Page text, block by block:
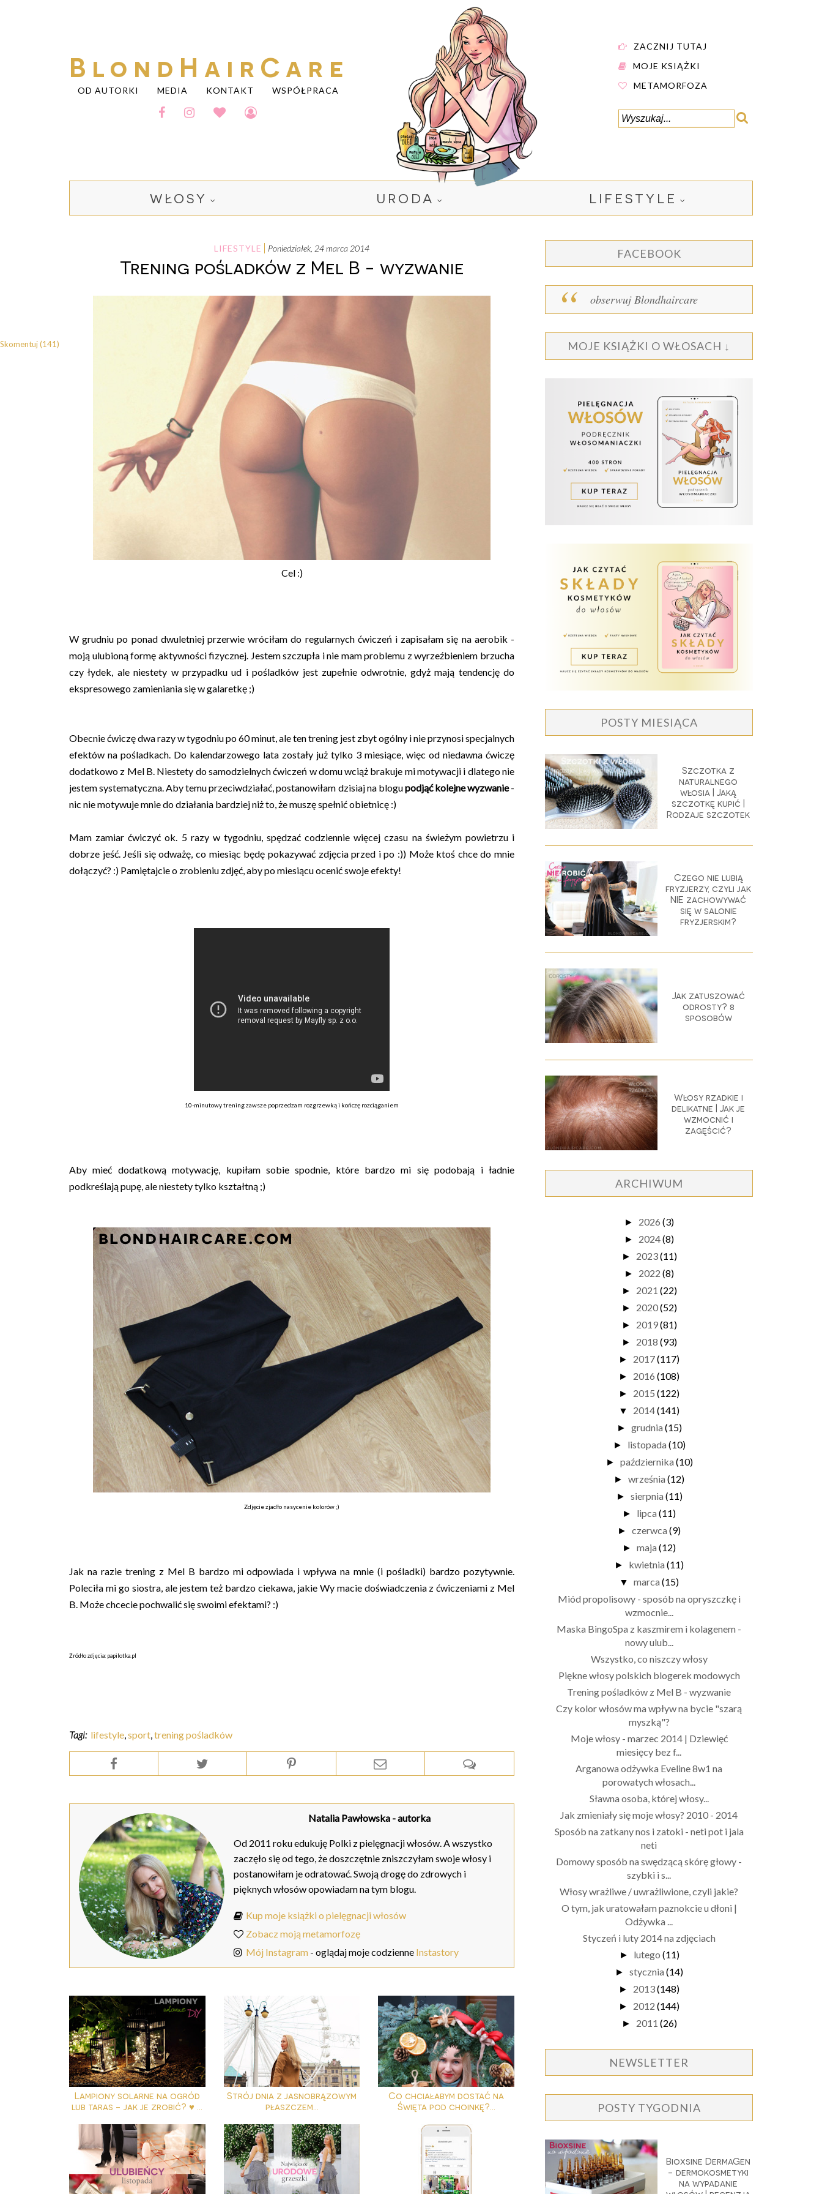
BlondHairCare
OD AUTORKI MEDIA KONTAKT WSPÓŁPRACA
ZACZNIJ TUTAJ
MOJE KSIĄŻKI
METAMORFOZA
WŁOSY URODA LIFESTYLE
LIFESTYLE poniedziałek, 24 marca 2014
Trening pośladków z Mel B - wyzwanie
Cel :)
W grudniu po ponad dwuletniej przerwie wróciłam do regularnych ćwiczeń i zapisałam się na aerobik -
moją ulubioną formę aktywności fizycznej. Jestem szczupła i nie mam problemu z wyrzeźbieniem brzucha
czy łydek, ale niestety w przypadku ud i pośladków jest zupełnie odwrotnie, gdyż mają tendencję do
ekspresowego zamieniania się w galaretkę ;)
Obecnie ćwiczę dwa razy w tygodniu po 60 minut, ale ten trening jest zbyt ogólny i nie przynosi specjalnych
efektów na pośladkach. Do kalendarzowego lata zostały już tylko 3 miesiące, więc od niedawna ćwiczę
dodatkowo z Mel B. Niestety do samodzielnych ćwiczeń w domu wciąż brakuje mi motywacji i dlatego nie
jestem systematyczna. Aby temu przeciwdziałać, postanowiłam dzisiaj na blogupodjąć kolejne wyzwanie-
nic nie motywuje mnie do działania bardziej niż to, że muszę spełnić obietnicę :)
Mam zamiar ćwiczyć ok. 5 razy w tygodniu, spędzać codziennie więcej czasu na świeżym powietrzu i
dobrze jeść. Jeśli się odważę, co miesiąc będę pokazywać zdjęcia przed i po :)) Może ktoś chce do mnie
dołączyć? :) Pamiętajcie o zrobieniu zdjęć, aby po miesiącu ocenić swoje efekty!
10-minutowy trening zawsze poprzedzam rozgrzewką i kończę rozciąganiem
Aby mieć dodatkową motywację, kupiłam sobie spodnie, które bardzo mi się podobają i ładnie
podkreślają pupę, ale niestety tylko kształtną ;)
Zdjęcie zjadło nasycenie kolorów ;)
Jak na razie trening z Mel B bardzo mi odpowiada i wpływa na mnie (i pośladki) bardzo pozytywnie.
Poleciła mi go siostra, ale jestem też bardzo ciekawa, jakie Wy macie doświadczenia z ćwiczeniami z Mel
B. Może chcecie pochwalić się swoimi efektami? :)
Źródło zdjęcia: papilotka.pl
Tagi: lifestyle,sport,trening pośladków
Skomentuj (141)
Natalia Pawłowska- autorka
Od 2011 roku edukuję Polki z pielęgnacji włosów. A wszystko
zaczęło się od tego, że doszczętnie zniszczyłam swoje włosy i
postanowiłam je odratować. Swoją drogę do zdrowych i
pięknych włosów opowiadam na tym blogu.
Kup moje książki o pielęgnacji włosów
Zobacz moją metamorfozę
Mój Instagram - oglądaj moje codzienne Instastory
Lampiony solarne na ogród
lub taras - jak je zrobić? ♥ ...
Strój dnia z jasnobrązowym
płaszczem...
Co chciałabym dostać na
Święta pod choinkę?...
FACEBOOK
obserwuj Blondhaircare
MOJE KSIĄŻKI O WŁOSACH ↓
POSTY MIESIĄCA
Szczotka z
naturalnego
włosia | Jaką
szczotkę kupić |
Rodzaje szczotek
Czego nie lubią
fryzjerzy, czyli jak
NIE zachowywać
się w salonie
fryzjerskim?
Jak zatuszować
odrosty? 8
sposobów
Włosy rzadkie i
delikatne | Jak je
wzmocnić i
zagęścić?
ARCHIWUM
► 2026 (3)
► 2024(8)
► 2023(11)
► 2022 (8)
► 2021 (22)
► 2020(52)
► 2019(81)
► 2018 (93)
► 2017(117)
► 2016 (108)
► 2015 (122)
▼ 2014(141)
► grudnia (15)
► listopada (10)
► października (10)
► września (12)
► sierpnia (11)
► lipca (11)
► czerwca (9)
► maja (12)
► kwietnia (11)
▼ marca (15)
Miód propolisowy - sposób na opryszczkę i
wzmocnie...
Maska BingoSpa z kaszmirem i kolagenem -
nowy ulub...
Wszystko, co niszczy włosy
Piękne włosy polskich blogerek modowych
Trening pośladków z Mel B - wyzwanie
Czy kolor włosów ma wpływ na bycie "szarą
myszką"?
Moje włosy - marzec 2014 | Dziewięć
miesięcy bez f...
Arganowa odżywka Eveline 8w1 na
porowatych włosach...
Sławna osoba, której włosy...
Jak zmieniały się moje włosy? 2010 - 2014
Sposób na zatkany nos i zatoki - neti pot i jala
neti
Domowy sposób na swędzącą skórę głowy -
szybki i s...
Włosy wrażliwe / uwrażliwione, czyli jakie?
O tym, jak uratowałam paznokcie u dłoni |
Odżywka ...
Styczeń i luty 2014 na zdjęciach
► lutego (11)
► stycznia (14)
► 2013(148)
► 2012 (144)
► 2011 (26)
NEWSLETTER
POSTY TYGODNIA
Bioxsine DermaGen
- dermokosmetyki
na wypadanie